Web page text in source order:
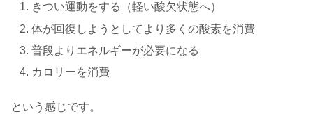
きつい運動をする（軽い酸欠状態へ）
体が回復しようとしてより多くの酸素を消費
普段よりエネルギーが必要になる
カロリーを消費
という感じです。